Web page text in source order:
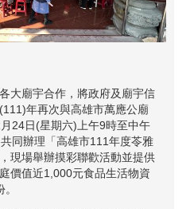
大廟宇合作，將政府及廟宇信
年再次與高雄市萬應公廟
24日(星期六)上午9時至中午
同辦理「高雄市111年度苓雅
現場舉辦摸彩聯歡活動並提供
價值近1,000元食品生活物資